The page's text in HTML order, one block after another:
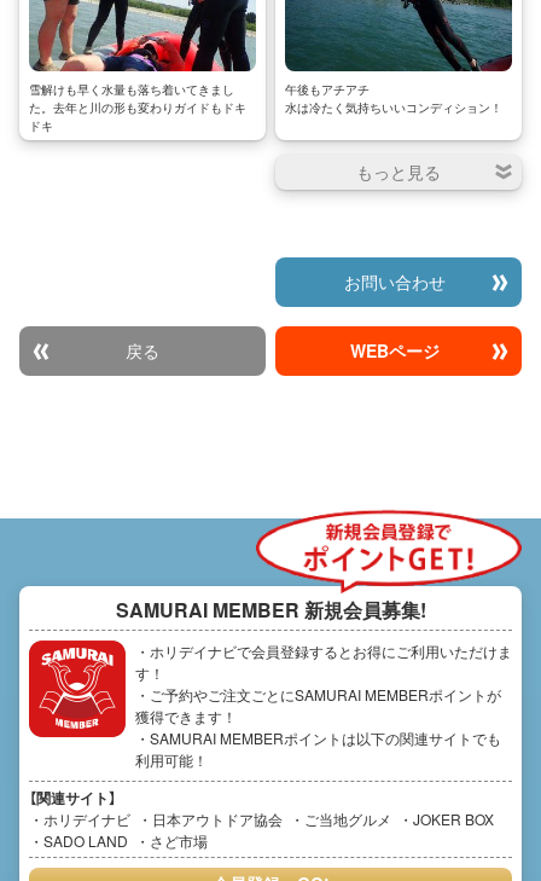
雪解けも早く水量も落ち着いてきまし
た。去年と川の形も変わりガイドもドキ
ドキ
午後もアチアチ
水は冷たく気持ちいいコンディション！
お問い合わせ
戻る WEBページ
SAMURAI MEMBER 新規会員募集!
・ホリデイナビで会員登録するとお得にご利用いただけま
す！
・ご予約やご注文ごとにSAMURAI MEMBERポイントが
獲得できます！
・SAMURAI MEMBERポイントは以下の関連サイトでも
利用可能！
【関連サイト】
ホリデイナビ 日本アウトドア協会 ご当地グルメ
JOKER BOX
SADO LAND
さど市場